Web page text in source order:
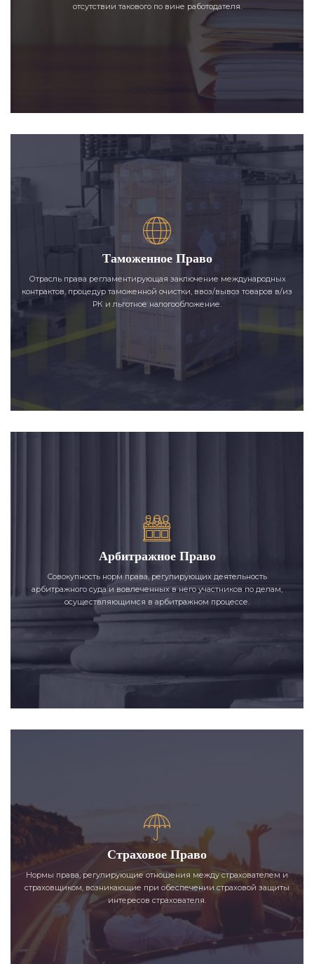
отсутствии такового по вине работодателя.
Таможенное Право
Отрасль права регламентирующая заключение международных
контрактов, процедур таможенной очистки, ввоз/вывоз товаров в/из
РК и льготное налогообложение.
Арбитражное Право
Совокупность норм права, регулирующих деятельность
арбитражного суда и вовлеченных в него участников по делам,
осуществляющимся в арбитражном процессе.
Страховое Право
Нормы права, регулирующие отношения между страхователем и
страховщиком, возникающие при обеспечении страховой защиты
интересов страхователя.